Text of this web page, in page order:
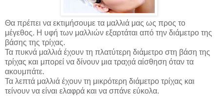
Θα πρέπει να εκτιμήσουμε τα μαλλιά μας ως προς το
μέγεθος. Η υφή των μαλλιών εξαρτάται από την διάμετρο της
βάσης της τρίχας.
Τα πυκνά μαλλιά έχουν τη πλατύτερη διάμετρο στη βάση της
τρίχας και μπορεί να δίνουν μια τραχιά αίσθηση όταν τα
ακουμπάτε.
Τα λεπτά μαλλιά έχουν τη μικρότερη διάμετρο τρίχας και
τείνουν να είναι ελαφρά και να σπάνε εύκολα.